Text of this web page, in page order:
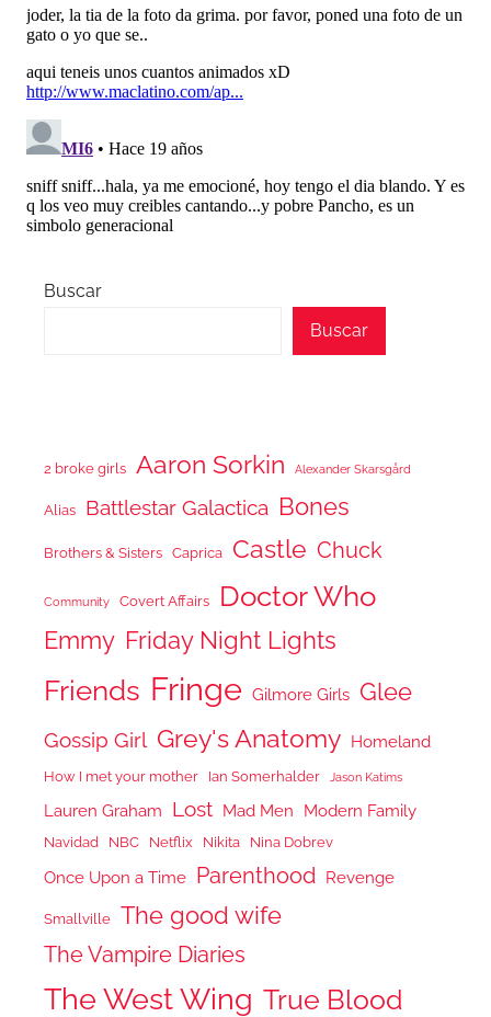
Buscar
Buscar
2 broke girls Aaron Sorkin Alexander Skarsgård
Alias Battlestar Galactica Bones
Brothers & Sisters Caprica Castle Chuck
Community Covert Affairs Doctor Who
Emmy Friday Night Lights
Friends Fringe Gilmore Girls Glee
Gossip Girl Grey's Anatomy Homeland
How I met your mother Ian Somerhalder Jason Katims
Lauren Graham Lost Mad Men Modern Family
Navidad NBC Netflix Nikita Nina Dobrev
Once Upon a Time Parenthood Revenge
Smallville The good wife
The Vampire Diaries
The West Wing True Blood